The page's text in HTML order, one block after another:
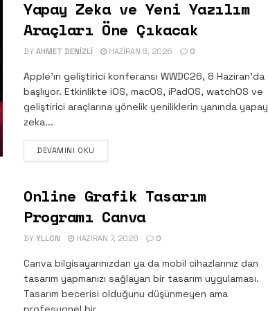
Yapay Zeka ve Yeni Yazılım
Araçları Öne Çıkacak
BY AHMET DENIZLI HAZIRAN 8, 2026 0
Apple’ın geliştirici konferansı WWDC26, 8 Haziran’da
başlıyor. Etkinlikte iOS, macOS, iPadOS, watchOS ve
geliştirici araçlarına yönelik yeniliklerin yanında yapay
zeka...
DEVAMINI OKU
Online Grafik Tasarım
Programı Canva
BY YLLCN HAZIRAN 7, 2026 0
Canva bilgisayarınızdan ya da mobil cihazlarınız dan
tasarım yapmanızı sağlayan bir tasarım uygulaması.
Tasarım becerisi olduğunu düşünmeyen ama